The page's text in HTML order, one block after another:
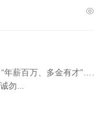
“年薪百万、多金有才
勿...